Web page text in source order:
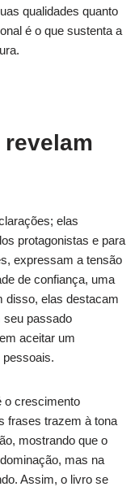
qualidades quanto
é o que sustenta a
elas
protagonistas e para
expressam a tensão
de confiança, uma
disso, elas destacam
seu passado
aceitar um
pessoais.
o crescimento
frases trazem à tona
mostrando que o
mas na
Assim, o livro se